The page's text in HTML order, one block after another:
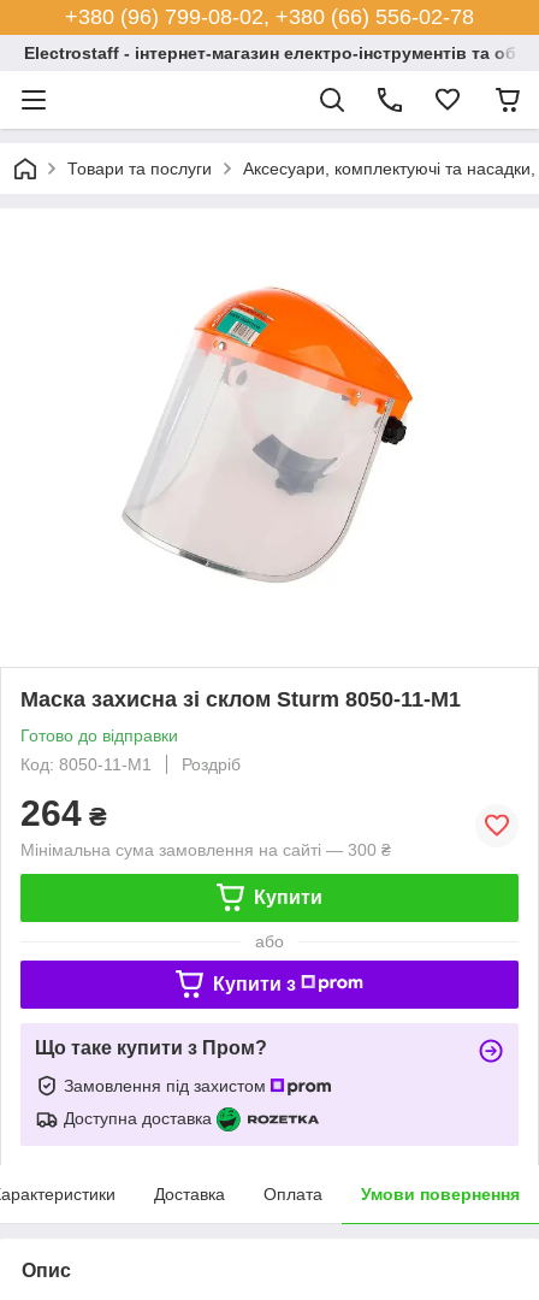
+380 (96) 799-08-02, +380 (66) 556-02-78
Electrostaff - інтернет-магазин електро-інструментів та
Товари та послуги Аксесуари, комплектуючі та
Маска захисна зі склом Sturm 8050-11-M1
Готово до відправки
Код: 8050-11-M1
Роздріб
264 ₴
Мінімальна сума замовлення на сайті — 300 ₴
Купити
або
Купити з
Що таке купити з Пром?
Замовлення під захистом
Доступна доставка
Доставка Оплата Умови повернення
Опис